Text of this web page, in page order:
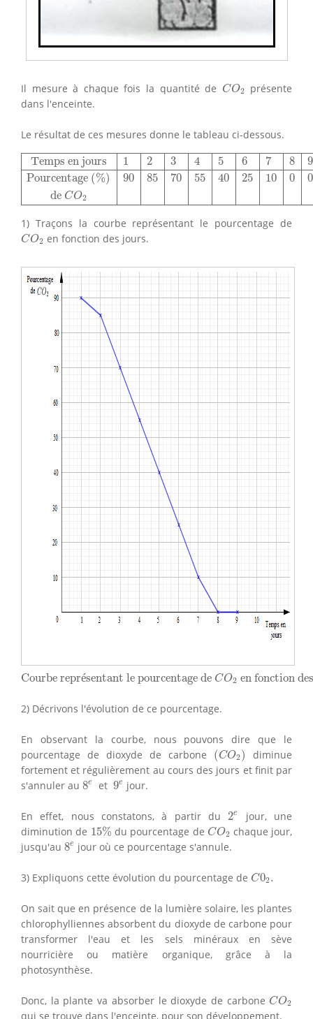
Il mesure à chaque fois la quantité de CO2
CO2
présente
dans l'enceinte.
Le résultat de ces mesures donne le tableau ci-dessous.
Temps en jours 1 2 3 4 5 6 7 8
9
Pourcentage (%) 90 85 70 55 40 25 10 0
0
de CO2
Temps en jours123456789Pourcentage(%)90857055
1) Traçons la courbe représentant le pourcentage de
CO2
CO2 en fonction des jours.
Courbe représentant le pourcentage de CO2 en fonction
Courbe représentant le pourcentage deCO2en
2) Décrivons l'évolution de ce pourcentage.
En observant la courbe, nous pouvons dire que le
pourcentage de dioxyde de carbone (CO2)
(CO2)
diminue
fortement et régulièrement au cours des jours et finit par
s'annuler au 8e
8eet 9e
9e jour.
En effet, nous constatons, à partir du 2e
2e
jour, une
diminution de 15%
15%du pourcentage de CO2
CO2 chaque jour,
jusqu'au 8e
8e jour où ce pourcentage s'annule.
3) Expliquons cette évolution du pourcentage de C02.
C0
On sait que en présence de la lumière solaire, les plantes
chlorophylliennes absorbent du dioxyde de carbone pour
transformer l'eau et les sels minéraux en sève
nourricière ou matière organique, grâce à la
photosynthèse.
Donc, la plante va absorber le dioxyde de carbone CO2
CO2
qui se trouve dans l'enceinte, pour son développement.